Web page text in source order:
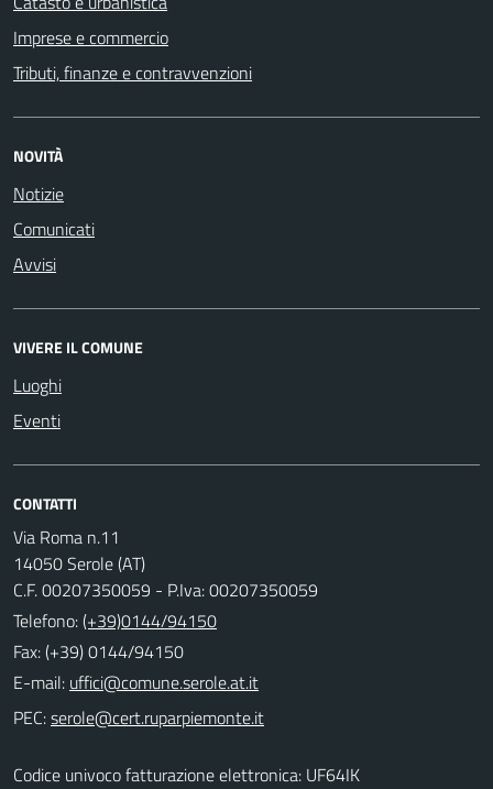
Imprese e commercio
Tributi, finanze e contravvenzioni
NOVITÀ
Notizie
Comunicati
Avvisi
VIVERE IL COMUNE
Luoghi
Eventi
CONTATTI
Via Roma n.11
14050 Serole (AT)
C.F. 00207350059 - P.Iva: 00207350059
Telefono:(+39)0144/94150
Fax: (+39) 0144/94150
E-mail:
PEC:
Codice univoco fatturazione elettronica: UF64IK